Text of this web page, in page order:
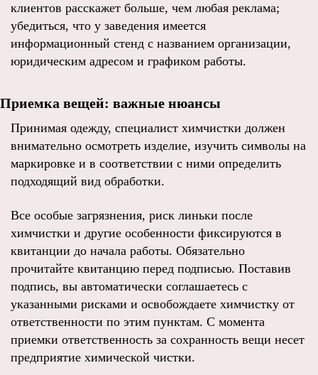
клиентов расскажет больше, чем любая реклама;
убедиться, что у заведения имеется
информационный стенд с названием организации,
юридическим адресом и графиком работы.
Приемка вещей: важные нюансы
Принимая одежду, специалист химчистки должен
внимательно осмотреть изделие, изучить символы на
маркировке и в соответствии с ними определить
подходящий вид обработки.
Все особые загрязнения, риск линьки после
химчистки и другие особенности фиксируются в
квитанции до начала работы. Обязательно
прочитайте квитанцию перед подписью. Поставив
подпись, вы автоматически соглашаетесь с
указанными рисками и освобождаете химчистку от
ответственности по этим пунктам. С момента
приемки ответственность за сохранность вещи несет
предприятие химической чистки.